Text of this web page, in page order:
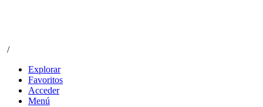
/
Explorar
Favoritos
Acceder
Menú